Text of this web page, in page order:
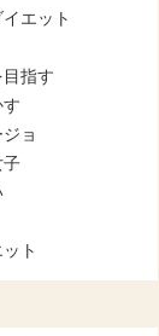
エット
指す
ョ
子
ト